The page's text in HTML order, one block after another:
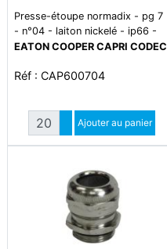
Presse-étoupe normadix - pg 7
- n°04 - laiton nickelé - ip66 -
plage température -5°c à +70°c
EATON COOPER CAPRI CODEC
Réf : CAP600704
Quantité
Augmenter quantité
Diminuer quantité
Ajouter au panier